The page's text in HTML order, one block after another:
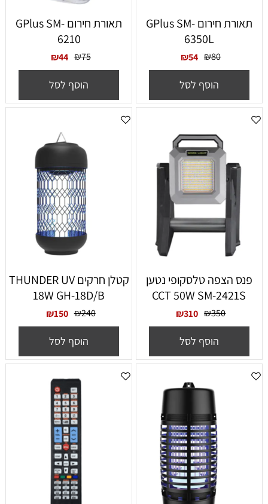
תאורת חירום GPlus SM-
6350L
₪80
₪54
הוסף לסל
תאורת חירום GPlus SM-
6210
₪75
₪44
הוסף לסל
פנס הצפה טלסקופי נטען
CCT 50W SM-2421S
₪350
₪310
הוסף לסל
קטלן חרקים THUNDER UV
18W GH-18D/B
₪240
₪150
הוסף לסל